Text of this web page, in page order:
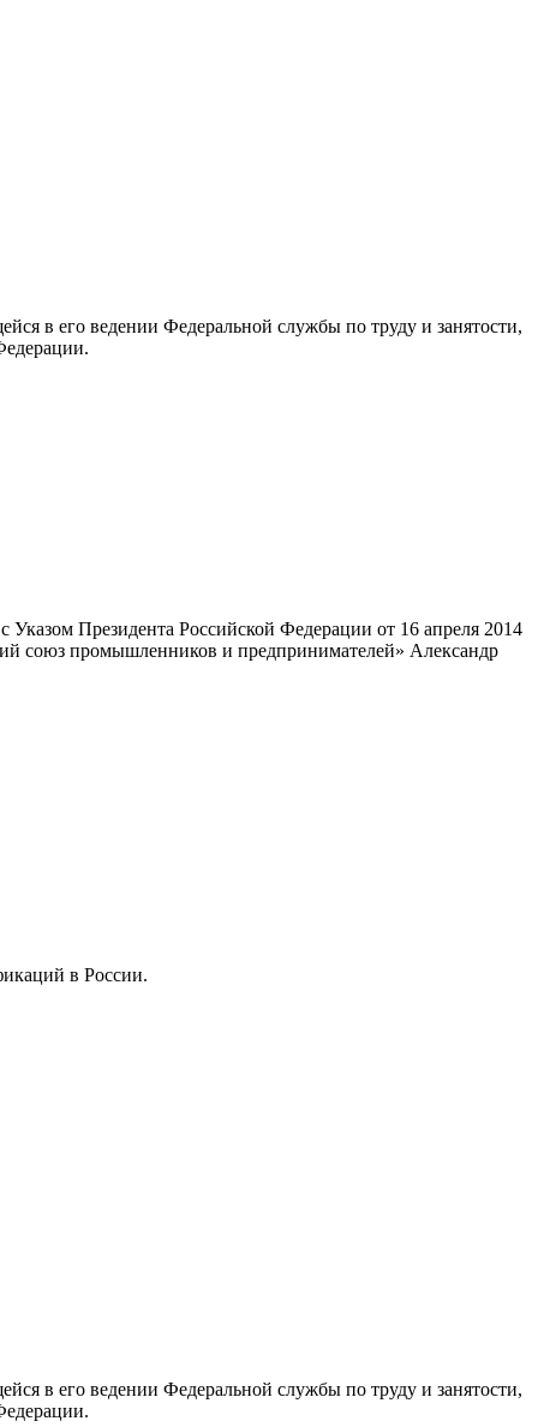
в его ведении Федеральной службы по труду и занятости,
Президента Российской Федерации от 16 апреля 2014
союз промышленников и предпринимателей» Александр
в России.
в его ведении Федеральной службы по труду и занятости,